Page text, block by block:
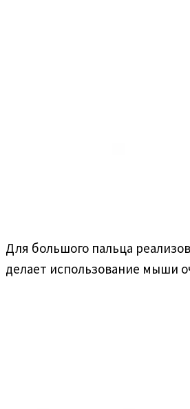
Для большого пальца
делает использование мыши